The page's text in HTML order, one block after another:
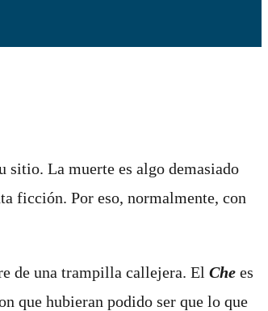
sitio. La muerte es algo demasiado
ficción. Por eso, normalmente, con
de una trampilla callejera. El Che es
que hubieran podido ser que lo que